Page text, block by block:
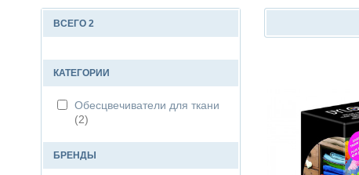
ВСЕГО 2
КАТЕГОРИИ
Обесцвечиватели для ткани
(2)
БРЕНДЫ